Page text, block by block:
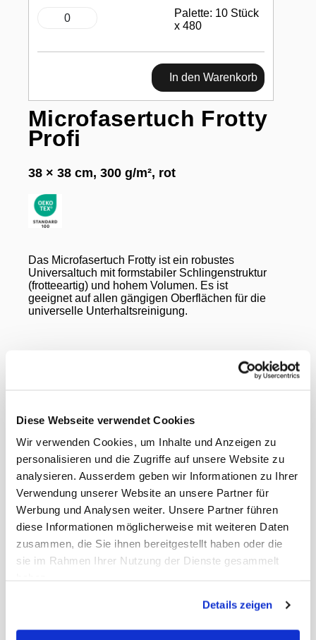
Diese Webseite verwendet Cookies
Wir verwenden Cookies, um Inhalte und Anzeigen zu
personalisieren und die Zugriffe auf unsere Website zu
analysieren. Ausserdem geben wir Informationen zu Ihrer
Verwendung unserer Website an unsere Partner für
Werbung und Analysen weiter. Unsere Partner führen
diese Informationen möglicherweise mit weiteren Daten
zusammen, die Sie ihnen bereitgestellt haben oder die
sie im Rahmen Ihrer Nutzung der Dienste gesammelt
Details zeigen
Microfasertuch Frotty
Profi
38 × 38 cm, 300 g/m², rot
Das Microfasertuch Frotty ist ein robustes
Universaltuch mit formstabiler Schlingenstruktur
(frotteeartig) und hohem Volumen. Es ist
geeignet auf allen gängigen Oberflächen für die
universelle Unterhaltsreinigung.
• Formstabil
Gewirkt
• Für stark verschmutzte Oberflächen
Dokumente
Palette: 10 Stück
x 480
In den Warenkorb
Gewicht Liefereinheit
1.50 kg
9001494210532
ECLASS-Nummer
29110100